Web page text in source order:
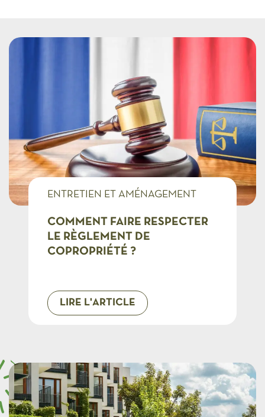
COMMENT FAIRE RESPECTER
LE RÈGLEMENT DE
COPROPRIÉTÉ ?
ENTRETIEN ET AMÉNAGEMENT
LIRE L'ARTICLE